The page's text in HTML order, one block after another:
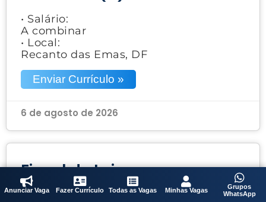
• Salário:
A combinar
• Local:
Recanto das Emas, DF
Enviar Currículo »
6 de agosto de 2026
Fiscal de Loja
• Salário:
Anunciar Vaga Fazer Currículo Todas as Vagas Minhas Vagas
Grupos
WhatsApp